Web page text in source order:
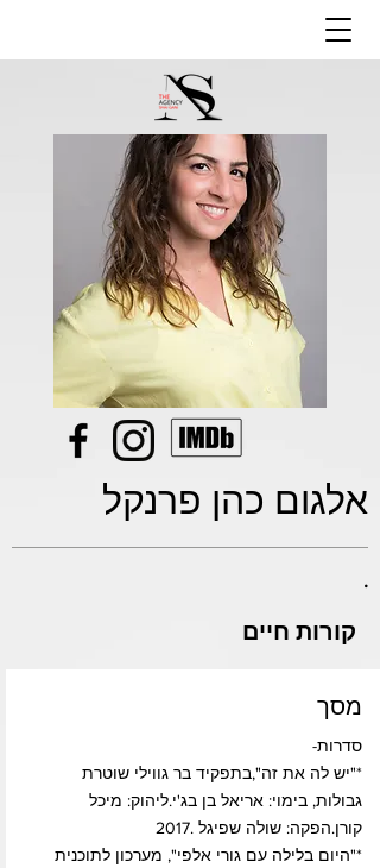
אלגום כהן פרנקל
.
קורות חיים
מסך
סדרות-
*"יש לה את זה",בתפקיד בר גווילי שוטרת
גבולות, בימוי: אריאל בן בג'י.ליהוק: מיכל
קורן.הפקה: שולה שפיגל .2017
*"היום בלילה עם גורי אלפי", מערכון לתוכנית